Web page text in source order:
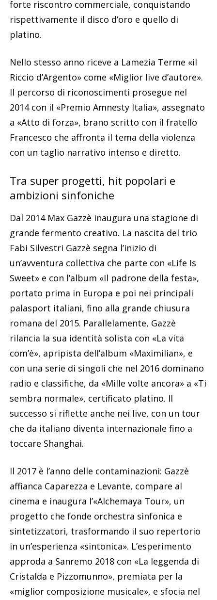
forte riscontro commerciale, conquistando
rispettivamente il disco d’oro e quello di
platino.
Nello stesso anno riceve a Lamezia Terme «il
Riccio d’Argento» come «Miglior live d’autore».
Il percorso di riconoscimenti prosegue nel
2014 con il «Premio Amnesty Italia», assegnato
a «Atto di forza», brano scritto con il fratello
Francesco che affronta il tema della violenza
con un taglio narrativo intenso e diretto.
Tra super progetti, hit popolari e
ambizioni sinfoniche
Dal 2014 Max Gazzè inaugura una stagione di
grande fermento creativo. La nascita del trio
Fabi Silvestri Gazzè segna l’inizio di
un’avventura collettiva che parte con «Life Is
Sweet» e con l’album «Il padrone della festa»,
portato prima in Europa e poi nei principali
palasport italiani, fino alla grande chiusura
romana del 2015. Parallelamente, Gazzè
rilancia la sua identità solista con «La vita
com’è», apripista dell’album «Maximilian», e
con una serie di singoli che nel 2016 dominano
radio e classifiche, da «Mille volte ancora» a «Ti
sembra normale», certificato platino. Il
successo si riflette anche nei live, con un tour
che da italiano diventa internazionale fino a
toccare Shanghai.
Il 2017 è l’anno delle contaminazioni: Gazzè
affianca Caparezza e Levante, compare al
cinema e inaugura l’«Alchemaya Tour», un
progetto che fonde orchestra sinfonica e
sintetizzatori, trasformando il suo repertorio
in un’esperienza «sintonica». L’esperimento
approda a Sanremo 2018 con «La leggenda di
Cristalda e Pizzomunno», premiata per la
«miglior composizione musicale», e sfocia nel